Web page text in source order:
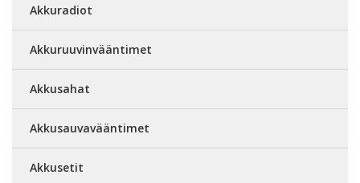
Akkuradiot
Akkuruuvinvääntimet
Akkusahat
Akkusauvavääntimet
Akkusetit